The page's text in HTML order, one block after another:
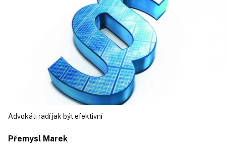
Advokáti radí jak být efektivní
Přemysl Marek